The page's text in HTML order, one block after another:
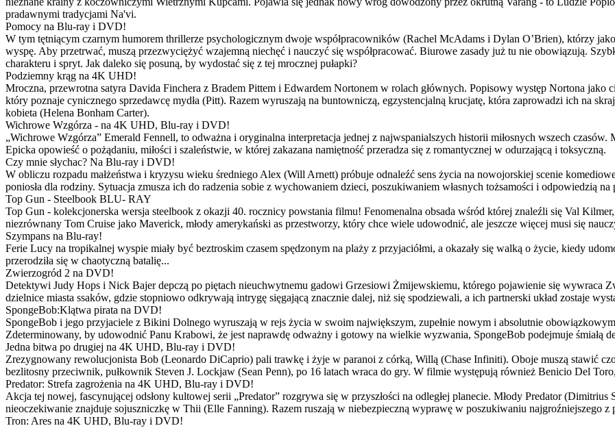
pradawnymi tradycjami Na'vi.
Pomocy na Blu-ray i DVD!
W tym tętniącym czarnym humorem thrillerze psychologicznym dwoje współpracowników (Rachel McAdams i Dylan O’Brien), którzy
wyspę. Aby przetrwać, muszą przezwyciężyć wzajemną niechęć i nauczyć się współpracować. Biurowe zasady już tu nie obowiązują.
charakteru i spryt. Jak daleko się posuną, by wydostać się z tej mrocznej pułapki?
Podziemny krąg na 4K UHD!
Mroczna, przewrotna satyra Davida Finchera z Bradem Pittem i Edwardem Nortonem w rolach głównych. Popisowy występ Nortona jako
który poznaje cynicznego sprzedawcę mydła (Pitt). Razem wyruszają na buntowniczą, egzystencjalną krucjatę, która zaprowadzi ich na
kobieta (Helena Bonham Carter).
Wichrowe Wzgórza - na 4K UHD, Blu-ray i DVD!
„Wichrowe Wzgórza” Emerald Fennell, to odważna i oryginalna interpretacja jednej z najwspanialszych historii miłosnych wszech
Epicka opowieść o pożądaniu, miłości i szaleństwie, w której zakazana namiętność przeradza się z romantycznej w odurzającą i toksyczną.
Czy mnie słychac? Na Blu-ray i DVD!
W obliczu rozpadu małżeństwa i kryzysu wieku średniego Alex (Will Arnett) próbuje odnaleźć sens życia na nowojorskiej scenie
poniosła dla rodziny. Sytuacja zmusza ich do radzenia sobie z wychowaniem dzieci, poszukiwaniem własnych tożsamości i odpowiedzią na
Top Gun - Steelbook BLU- RAY
Top Gun - kolekcjonerska wersja steelbook z okazji 40. rocznicy powstania filmu! Fenomenalna obsada wśród której znaleźli się Val
niezrównany Tom Cruise jako Maverick, młody amerykański as przestworzy, który chce wiele udowodnić, ale jeszcze więcej musi się
Szympans na Blu-ray!
Ferie Lucy na tropikalnej wyspie miały być beztroskim czasem spędzonym na plaży z przyjaciółmi, a okazały się walką o życie, kiedy
przerodziła się w chaotyczną batalię...
Zwierzogród 2 na DVD!
Detektywi Judy Hops i Nick Bajer depczą po piętach nieuchwytnemu gadowi Grzesiowi Żmijewskiemu, którego pojawienie się wywraca
dzielnice miasta ssaków, gdzie stopniowo odkrywają intrygę sięgającą znacznie dalej, niż się spodziewali, a ich partnerski układ zostaje
SpongeBob:Klątwa pirata na DVD!
SpongeBob i jego przyjaciele z Bikini Dolnego wyruszają w rejs życia w swoim największym, zupełnie nowym i absolutnie
Zdeterminowany, by udowodnić Panu Krabowi, że jest naprawdę odważny i gotowy na wielkie wyzwania, SpongeBob podejmuje śmiałą
Jedna bitwa po drugiej na 4K UHD, Blu-ray i DVD!
Zrezygnowany rewolucjonista Bob (Leonardo DiCaprio) pali trawkę i żyje w paranoi z córką, Willą (Chase Infiniti). Oboje muszą stawić
bezlitosny przeciwnik, pułkownik Steven J. Lockjaw (Sean Penn), po 16 latach wraca do gry. W filmie występują również Benicio Del
Predator: Strefa zagrożenia na 4K UHD, Blu-ray i DVD!
Akcja tej nowej, fascynującej odsłony kultowej serii „Predator” rozgrywa się w przyszłości na odległej planecie. Młody Predator
nieoczekiwanie znajduje sojuszniczkę w Thii (Elle Fanning). Razem ruszają w niebezpieczną wyprawę w poszukiwaniu najgroźniejszego z
Tron: Ares na 4K UHD, Blu-ray i DVD!